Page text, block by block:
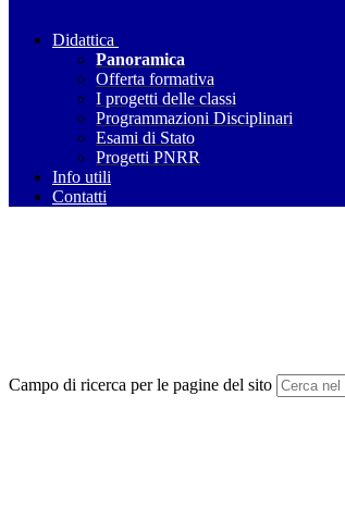
Didattica
Panoramica
Offerta formativa
I progetti delle classi
Programmazioni Disciplinari
Esami di Stato
Progetti PNRR
Info utili
Contatti
Campo di ricerca per le pagine del sito